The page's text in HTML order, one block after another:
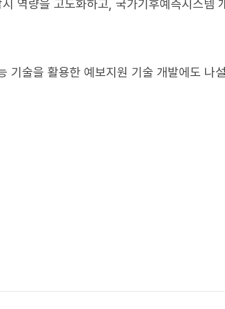
역량을 고도화하고, 국가기후예측시스템
기술을 활용한 예보지원 기술 개발에도 나